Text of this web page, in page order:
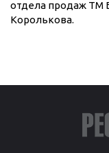
отдела продаж
Королькова.